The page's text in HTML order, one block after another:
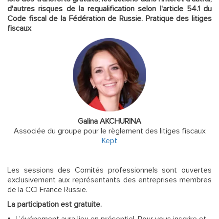
d'autres risques de la requalification selon l'article 54.1 du
Code fiscal de la Fédération de Russie. Pratique des litiges
fiscaux
Galina AKCHURINA
Associée du groupe pour le règlement des litiges fiscaux
Kept
Les sessions des Comités professionnels sont ouvertes
exclusivement aux représentants des entreprises membres
de la CCI France Russie.
La participation est gratuite.